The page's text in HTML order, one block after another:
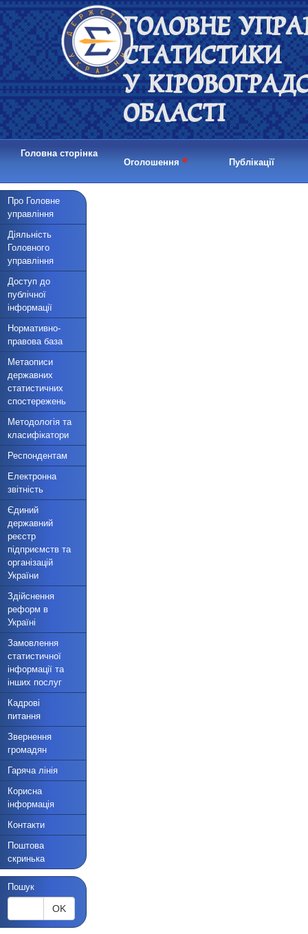
ГОЛОВНЕ
СТАТИСТИКИ
У
ОБЛАСТІ
Головна сторінка
Оголошення • Публікації
Про Головне
управління
Діяльність
Головного
управління
Доступ до
публічної
інформації
Нормативно-
правова база
Метаописи
державних
статистичних
спостережень
Методологія та
класифікатори
Респондентам
Електронна
звітність
Єдиний
державний
реєстр
підприємств та
організацій
України
Здійснення
реформ в
Україні
Замовлення
статистичної
інформації та
інших послуг
Кадрові
питання
Звернення
громадян
Гаряча лінія
Корисна
інформація
Контакти
Поштова
скринька
Пошук
OK